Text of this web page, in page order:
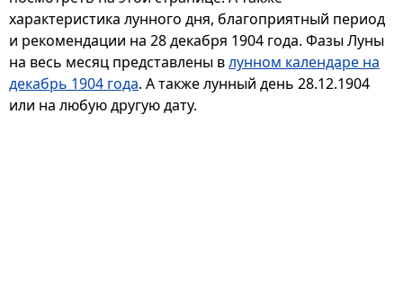
характеристика лунного дня, благоприятный период
и рекомендации на 28 декабря 1904 года. Фазы Луны
на весь месяц представлены влунном календаре на
декабрь 1904 года. А также лунный день 28.12.1904
или на любую другую дату.